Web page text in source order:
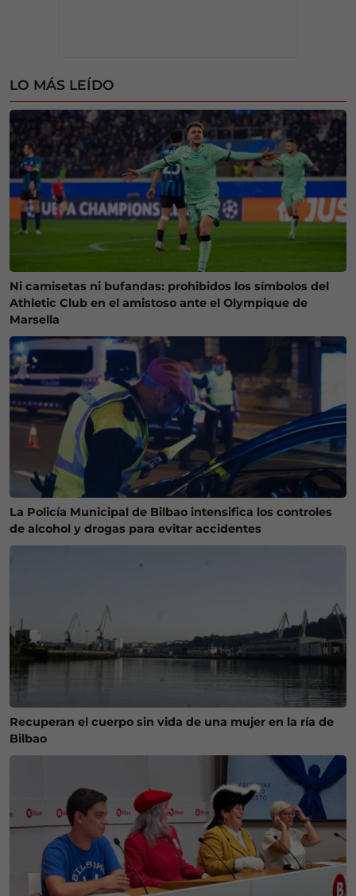
LO MÁS LEÍDO
Ni camisetas ni bufandas: prohibidos los símbolos del
Athletic Club en el amistoso ante el Olympique de
Marsella
La Policía Municipal de Bilbao intensifica los controles
de alcohol y drogas para evitar accidentes
Recuperan el cuerpo sin vida de una mujer en la ría de
Bilbao